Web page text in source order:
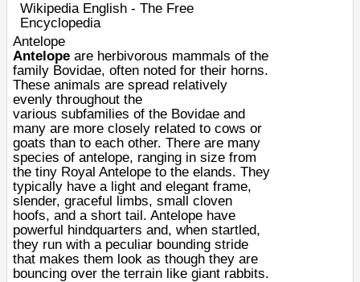
Wikipedia English - The Free
Encyclopedia
Antelope
Antelope are herbivorous mammals of the
family Bovidae, often noted for their horns.
These animals are spread relatively
evenly throughout the
various subfamilies of the Bovidae and
many are more closely related to cows or
goats than to each other. There are many
species of antelope, ranging in size from
the tiny Royal Antelope to the elands. They
typically have a light and elegant frame,
slender, graceful limbs, small cloven
hoofs, and a short tail. Antelope have
powerful hindquarters and, when startled,
they run with a peculiar bounding stride
that makes them look as though they are
bouncing over the terrain like giant rabbits.